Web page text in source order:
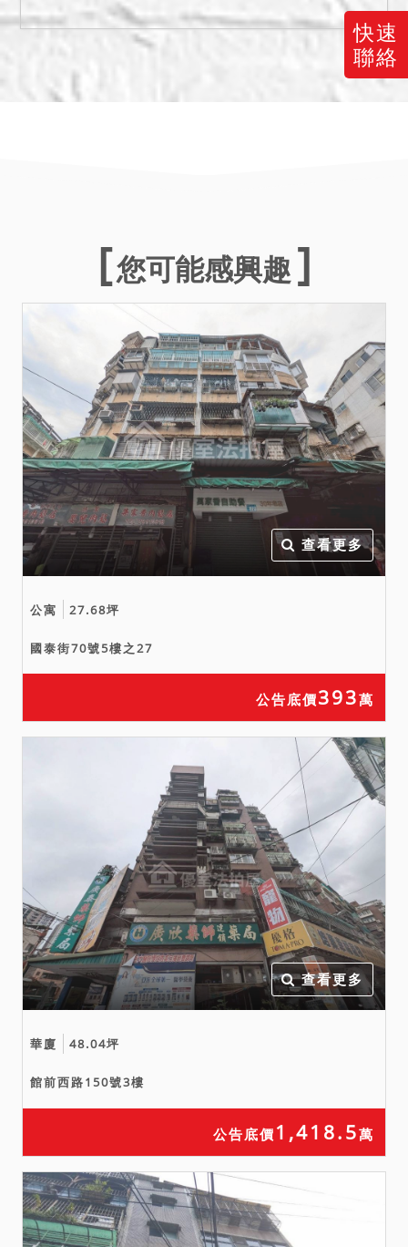
快速
聯絡
違反前述事項，願以承購房
地原價85%之價格移轉予請
求權人」，惟預告登記只為
公示預告登記請求權人與登
排除之效力，預告登記請求
權人不得自行創設具物權效
力之優先承買權。又預告登
起確認優先承買權存在訴
訟，仍應俟訴訟判決確定
後，始得通知勝訴一方繳納
價金，核發權利移轉證書，
請應買人注意。
備註
一、上開不動產2宗合併拍
賣，請投標人分別出價。
二、拍賣最低價額合計新台
三、保證金新台幣：
四、拍賣之不動產均有抵押
權設定，拍定後抵押權塗
銷。
您可能感興趣
查看更多
公寓 27.68坪
國泰街70號5樓之27
公告底價393萬
查看更多
華廈 48.04坪
館前西路150號3樓
公告底價 1,418.5萬